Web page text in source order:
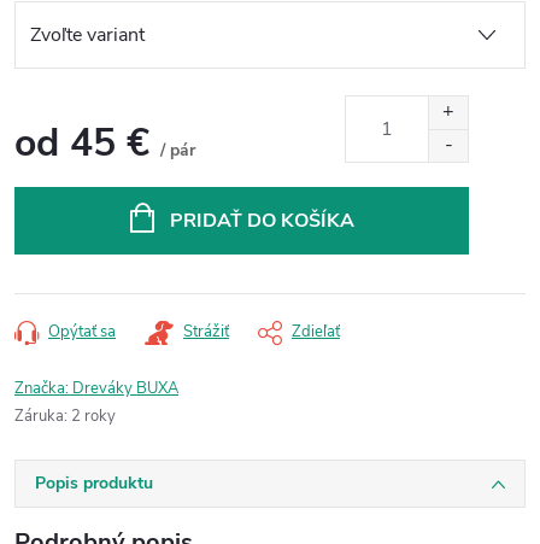
od 45 € / pár
PRIDAŤ DO KOŠÍKA
Opýtať sa Strážiť Zdieľať
Značka: Dreváky BUXA
Záruka: 2 roky
Popis produktu